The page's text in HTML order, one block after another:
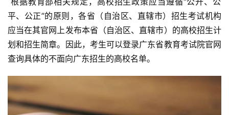
平、公正”的原则，各省（自治区、直辖市）招生考试机构
应当在其官网上发布本省（自治区、直辖市）的高校招生计
划和招生简章。因此，考生可以登录广东省教育考试院官网
查询具体的不面向广东招生的高校名单。